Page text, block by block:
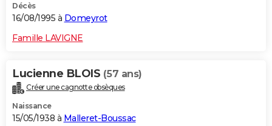
Décès
16/08/1995 à Domeyrot
Famille LAVIGNE
Lucienne BLOIS (57 ans)
Créer une cagnotte obsèques
Naissance
15/05/1938 à Malleret-Boussac